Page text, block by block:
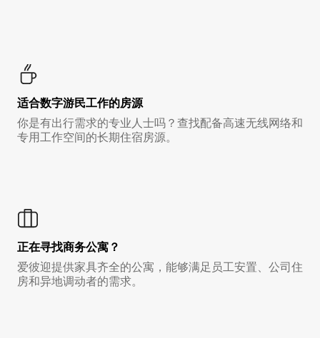
适合数字游民工作的房源
你是有出行需求的专业人士吗？查找配备高速无线网络和
专用工作空间的长期住宿房源。
正在寻找商务公寓？
爱彼迎提供家具齐全的公寓，能够满足员工安置、公司住
房和异地调动者的需求。